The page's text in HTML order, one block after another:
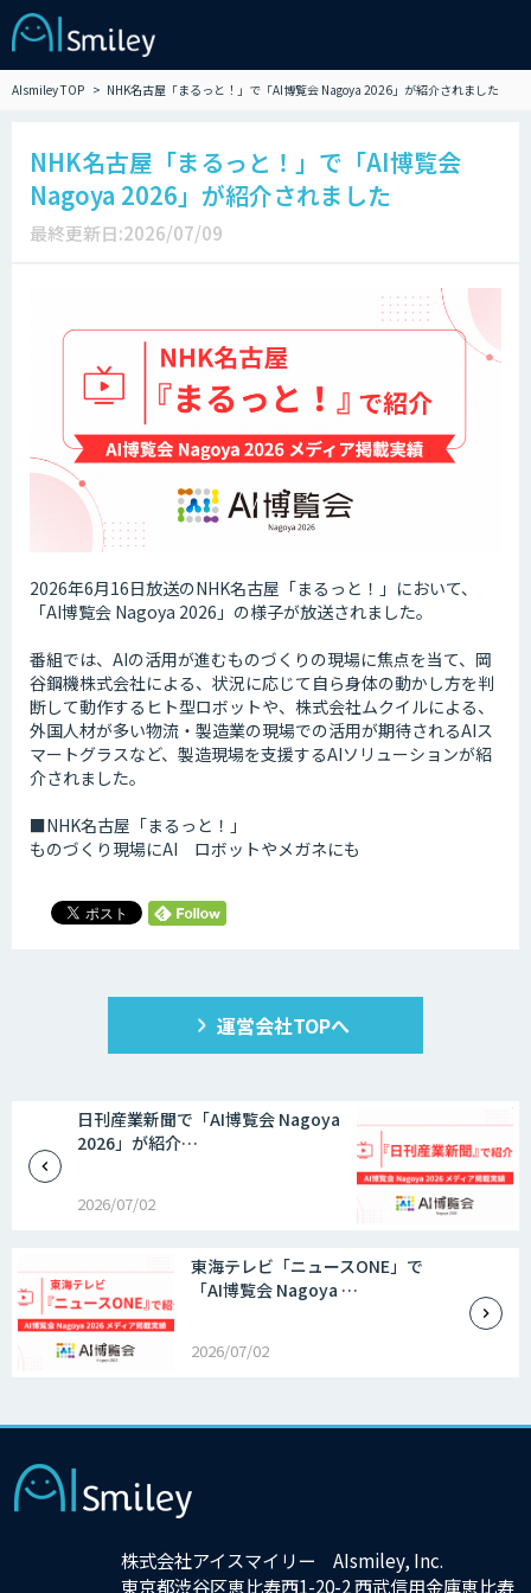
AIsmiley TOP NHK名古屋「まるっと！」で「AI博覧会 Nagoya 2026」が紹介されました
NHK名古屋「まるっと！」で「AI博覧会
Nagoya 2026」が紹介されました
最終更新日:2026/07/09
2026年6月16日放送のNHK名古屋「まるっと！」において、
「AI博覧会 Nagoya 2026」の様子が放送されました。
番組では、AIの活用が進むものづくりの現場に焦点を当て、岡
谷鋼機株式会社による、状況に応じて自ら身体の動かし方を判
断して動作するヒト型ロボットや、株式会社ムクイルによる、
外国人材が多い物流・製造業の現場での活用が期待されるAIス
マートグラスなど、製造現場を支援するAIソリューションが紹
介されました。
■NHK名古屋「まるっと！」
ものづくり現場にAI ロボットやメガネにも
運営会社TOPへ
日刊産業新聞で「AI博覧会 Nagoya
2026」が紹介…
2026/07/02
東海テレビ「ニュースONE」で
「AI博覧会 Nagoya …
2026/07/02
株式会社アイスマイリー AIsmiley, Inc.
東京都渋谷区恵比寿西1-20-2 西武信用金庫恵比寿